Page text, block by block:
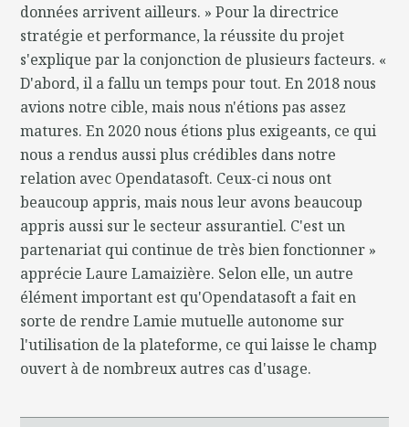
données arrivent ailleurs. » Pour la directrice
stratégie et performance, la réussite du projet
s'explique par la conjonction de plusieurs facteurs. «
D'abord, il a fallu un temps pour tout. En 2018 nous
avions notre cible, mais nous n'étions pas assez
matures. En 2020 nous étions plus exigeants, ce qui
nous a rendus aussi plus crédibles dans notre
relation avec Opendatasoft. Ceux-ci nous ont
beaucoup appris, mais nous leur avons beaucoup
appris aussi sur le secteur assurantiel. C'est un
partenariat qui continue de très bien fonctionner »
apprécie Laure Lamaizière. Selon elle, un autre
élément important est qu'Opendatasoft a fait en
sorte de rendre Lamie mutuelle autonome sur
l'utilisation de la plateforme, ce qui laisse le champ
ouvert à de nombreux autres cas d'usage.